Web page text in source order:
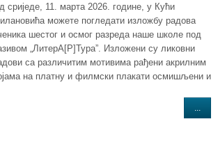
сриједе, 11. марта 2026. године, у Кући
можете погледати изложбу радова
шестог и осмог разреда наше школе под
„ЛитерА[Р]Тура”. Изложени су ликовни
са различитим мотивима рађени акрилним
на платну и филмски плакати осмишљени и
...